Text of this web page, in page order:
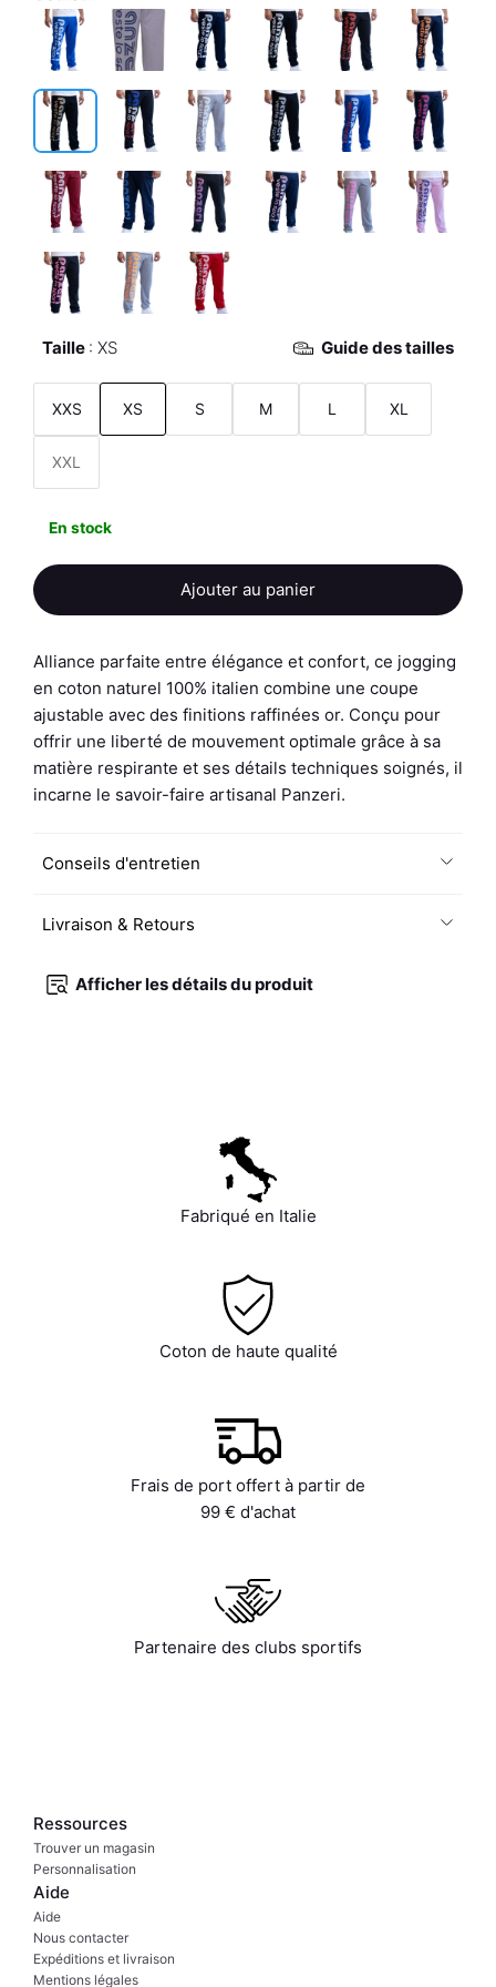
Taille Guide des tailles
XS
XXS XS S M L XL
XXL
En stock
Ajouter au panier
Alliance parfaite entre élégance et confort, ce jogging
en coton naturel 100% italien combine une coupe
ajustable avec des finitions raffinées or. Conçu pour
offrir une liberté de mouvement optimale grâce à sa
matière respirante et ses détails techniques soignés, il
incarne le savoir-faire artisanal Panzeri.
Conseils d'entretien
Livraison & Retours
Afficher les détails du produit
Fabriqué en Italie
Coton de haute qualité
Frais de port offert à partir de
99 € d'achat
Partenaire des clubs sportifs
Ressources
Trouver un magasin
Personnalisation
Aide
Aide
Nous contacter
Expéditions et livraison
Mentions légales